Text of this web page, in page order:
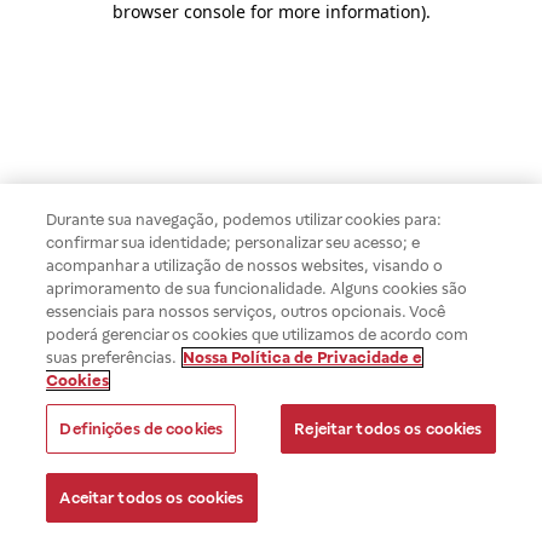
browser console for more information).
Durante sua navegação, podemos utilizar cookies para:
confirmar sua identidade; personalizar seu acesso; e
acompanhar a utilização de nossos websites, visando o
aprimoramento de sua funcionalidade. Alguns cookies são
essenciais para nossos serviços, outros opcionais. Você
poderá gerenciar os cookies que utilizamos de acordo com
suas preferências. Nossa Política de Privacidade e
Cookies
Definições de cookies Rejeitar todos os cookies
Aceitar todos os cookies